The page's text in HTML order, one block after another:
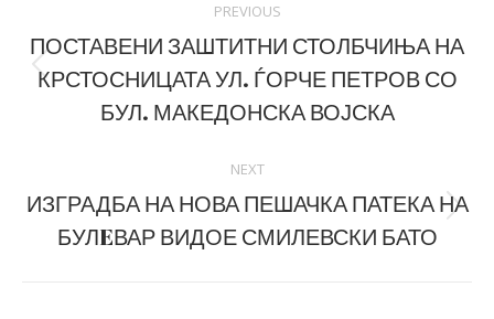
navigation
PREVIOUS
Previous
post:
ПОСТАВЕНИ ЗАШТИТНИ СТОЛБЧИЊА НА
КРСТОСНИЦАТА УЛ. ЃОРЧЕ ПЕТРОВ СО
БУЛ. МАКЕДОНСКА ВОЈСКА
NEXT
Next
post:
ИЗГРАДБА НА НОВА ПЕШАЧКА ПАТЕКА НА
БУЛEВАР ВИДОЕ СМИЛЕВСКИ БАТО